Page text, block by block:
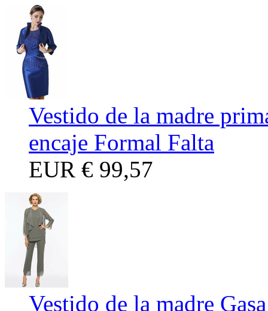
Vestido de la madre
encaje Formal Falta
EUR € 99,57
Vestido de la madre